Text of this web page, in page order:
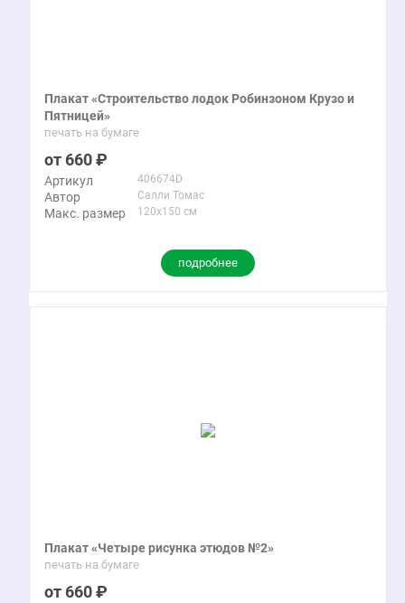
Плакат «Строительство лодок Робинзоном Крузо и
Пятницей»
печать на бумаге
660
Артикул 406674D
Автор Салли Томас
Макс. размер 120x150 см
подробнее
Плакат «Четыре рисунка этюдов №2»
печать на бумаге
660